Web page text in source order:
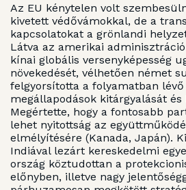
Az EU kénytelen volt
kivetett védővámokkal, de a
kapcsolatokat a grönlandi
Látva az amerikai
kínai globális versenyképesség
növekedését, vélhetően német
felgyorsította a folyamatban
megállapodások kitárgyalását és
Megértette, hogy a fontosabb
lehet nyitottság az
elmélyítésére (Kanada, Japán).
Indiával lezárt kereskedelmi
ország köztudottan a
előnyben, illetve nagy